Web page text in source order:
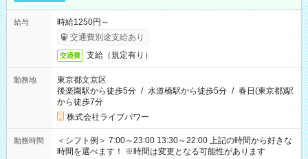
給与
時給1250円～
交通費別途支給あり
交通費 支給（規定有り）
勤務地
東京都文京区
後楽園駅から徒歩5分 / 水道橋駅から徒歩5分 / 春日(東京都)駅
から徒歩7分
株式会社ライブパワー
勤務時間
＜シフト例＞ 7:00～23:00 13:30～22:00 上記の時間から好きな
時間を選べます！ ※時間は変更となる可能性があります